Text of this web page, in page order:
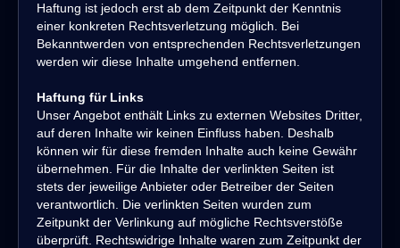
Haftung ist jedoch erst ab dem Zeitpunkt der Kenntnis
einer konkreten Rechtsverletzung möglich. Bei
Bekanntwerden von entsprechenden Rechtsverletzungen
werden wir diese Inhalte umgehend entfernen.
Haftung für Links
Unser Angebot enthält Links zu externen Websites Dritter,
auf deren Inhalte wir keinen Einfluss haben. Deshalb
können wir für diese fremden Inhalte auch keine Gewähr
übernehmen. Für die Inhalte der verlinkten Seiten ist
stets der jeweilige Anbieter oder Betreiber der Seiten
verantwortlich. Die verlinkten Seiten wurden zum
Zeitpunkt der Verlinkung auf mögliche Rechtsverstöße
überprüft. Rechtswidrige Inhalte waren zum Zeitpunkt der